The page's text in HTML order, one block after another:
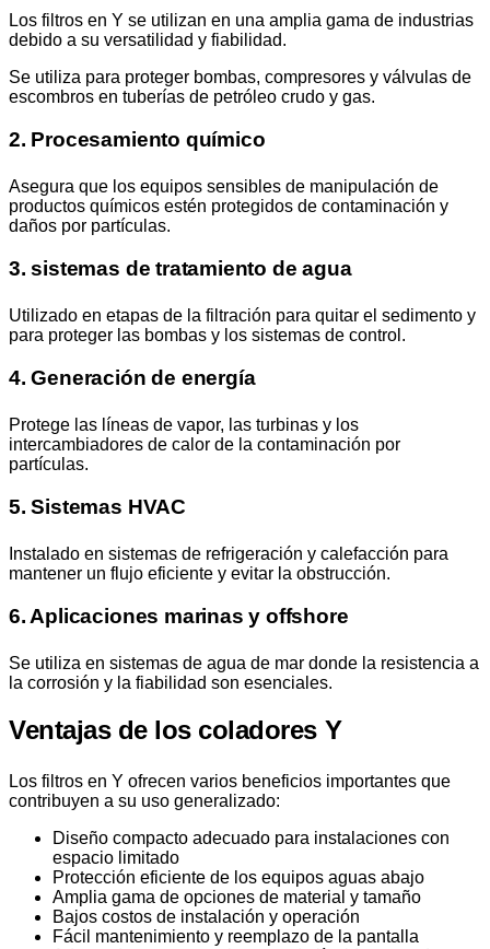
Los filtros en Y se utilizan en una amplia gama de industrias
debido a su versatilidad y fiabilidad.
Se utiliza para proteger bombas, compresores y válvulas de
escombros en tuberías de petróleo crudo y gas.
2. Procesamiento químico
Asegura que los equipos sensibles de manipulación de
productos químicos estén protegidos de contaminación y
daños por partículas.
3. sistemas de tratamiento de agua
Utilizado en etapas de la filtración para quitar el sedimento y
para proteger las bombas y los sistemas de control.
4. Generación de energía
Protege las líneas de vapor, las turbinas y los
intercambiadores de calor de la contaminación por
partículas.
5. Sistemas HVAC
Instalado en sistemas de refrigeración y calefacción para
mantener un flujo eficiente y evitar la obstrucción.
6. Aplicaciones marinas y offshore
Se utiliza en sistemas de agua de mar donde la resistencia a
la corrosión y la fiabilidad son esenciales.
Ventajas de los coladores Y
Los filtros en Y ofrecen varios beneficios importantes que
contribuyen a su uso generalizado:
Diseño compacto adecuado para instalaciones con
espacio limitado
Protección eficiente de los equipos aguas abajo
Amplia gama de opciones de material y tamaño
Bajos costos de instalación y operación
Fácil mantenimiento y reemplazo de la pantalla